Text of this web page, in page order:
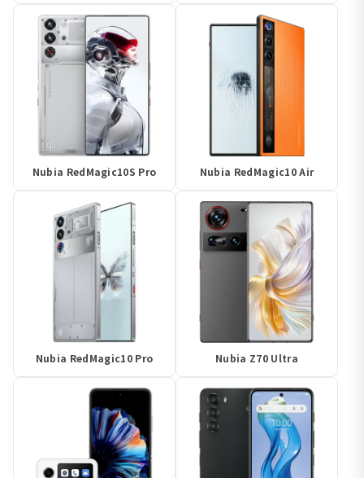
Nubia RedMagic10S Pro Nubia RedMagic10 Air
Nubia RedMagic10 Pro Nubia Z70 Ultra